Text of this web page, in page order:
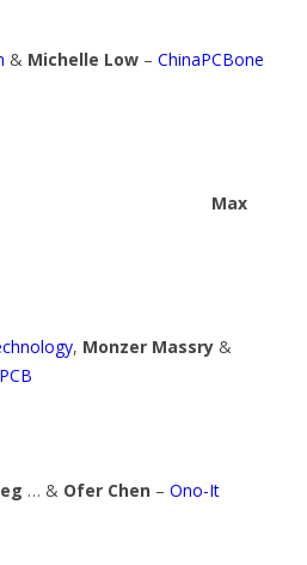
& Michelle Low – ChinaPCBone
Max
, Monzer Massry &
… & Ofer Chen – Ono-It